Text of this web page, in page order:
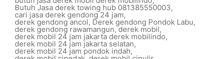
Butuh Jasa derek towing hub 081385550003,
cari jasa derek gendong 24 jam,
derek gendong ancol, Derek gendong Pondok Labu,
derek gendong rawamangun,derek mobil,
derek mobil 24 jam jakarta derek mobilindo,
derek mobil 24 jam jakarta selatan,
derek mobil 24 jam pondok indah,